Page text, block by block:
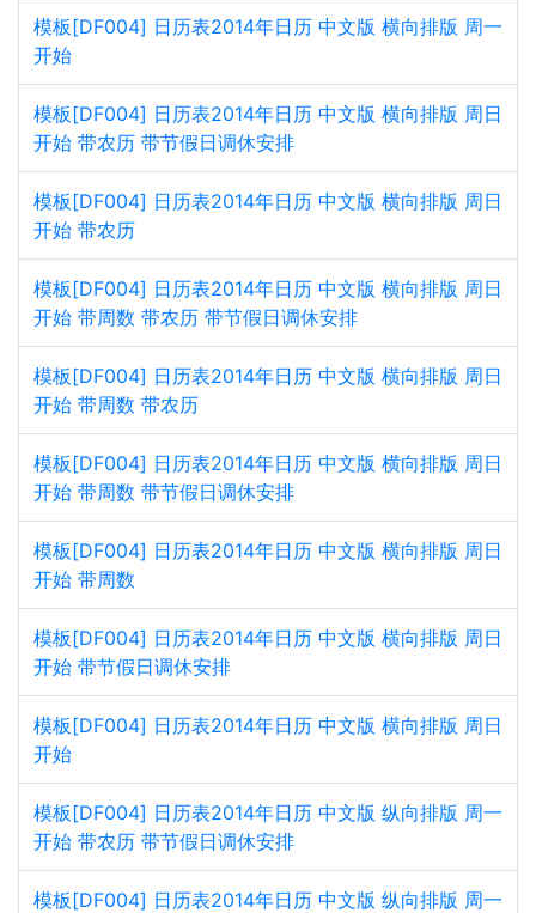
模板[DF004] 日历表2014年日历 中文版 横向排版 周一
开始
模板[DF004] 日历表2014年日历 中文版 横向排版 周日
开始 带农历 带节假日调休安排
模板[DF004] 日历表2014年日历 中文版 横向排版 周日
开始 带农历
模板[DF004] 日历表2014年日历 中文版 横向排版 周日
开始 带周数 带农历 带节假日调休安排
模板[DF004] 日历表2014年日历 中文版 横向排版 周日
开始 带周数 带农历
模板[DF004] 日历表2014年日历 中文版 横向排版 周日
开始 带周数 带节假日调休安排
模板[DF004] 日历表2014年日历 中文版 横向排版 周日
开始 带周数
模板[DF004] 日历表2014年日历 中文版 横向排版 周日
开始 带节假日调休安排
模板[DF004] 日历表2014年日历 中文版 横向排版 周日
开始
模板[DF004] 日历表2014年日历 中文版 纵向排版 周一
开始 带农历 带节假日调休安排
模板[DF004] 日历表2014年日历 中文版 纵向排版 周一